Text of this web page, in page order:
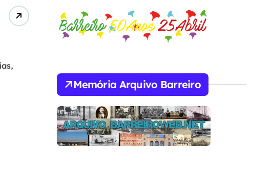
Memória Arquivo Barreiro